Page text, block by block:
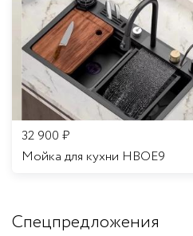
32 900 ₽
Мойка для кухни HBOE9
Спецпредложения